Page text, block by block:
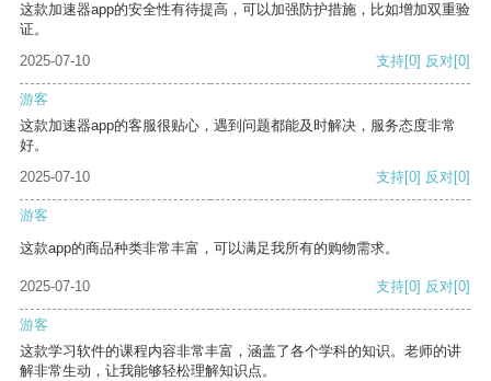
这款加速器app的安全性有待提高，可以加强防护措施，比如增加双重验
证。
2025-07-10
支持[0] 反对[0]
游客
这款加速器app的客服很贴心，遇到问题都能及时解决，服务态度非常
好。
2025-07-10
支持[0] 反对[0]
游客
这款app的商品种类非常丰富，可以满足我所有的购物需求。
2025-07-10 支持[0] 反对[0]
游客
这款学习软件的课程内容非常丰富，涵盖了各个学科的知识。老师的讲
解非常生动，让我能够轻松理解知识点。